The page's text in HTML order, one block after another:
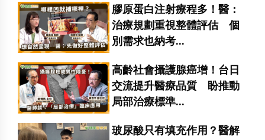
膠原蛋白注射療程多！醫：
治療規劃重視整體評估 個
別需求也納考...
高齡社會攝護腺癌增！台日
交流提升醫療品質 盼推動
局部治療標準...
玻尿酸只有填充作用？醫解